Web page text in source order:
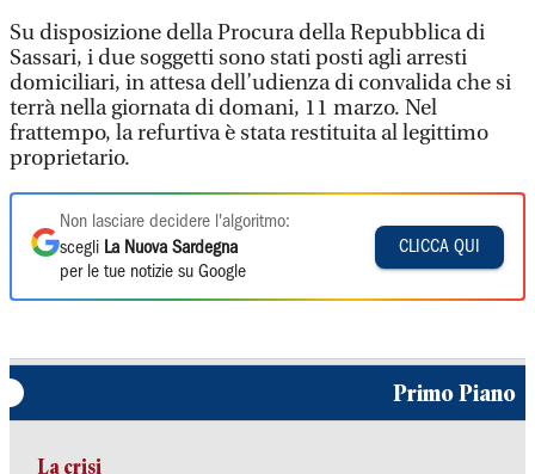
Su disposizione della Procura della Repubblica di
Sassari, i due soggetti sono stati posti agli arresti
domiciliari, in attesa dell’udienza di convalida che si
terrà nella giornata di domani, 11 marzo. Nel
frattempo, la refurtiva è stata restituita al legittimo
proprietario.
Non lasciare decidere l'algoritmo:
scegli La Nuova Sardegna
per le tue notizie su Google
CLICCA QUI
Primo Piano
La crisi